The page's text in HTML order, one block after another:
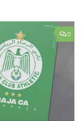
0